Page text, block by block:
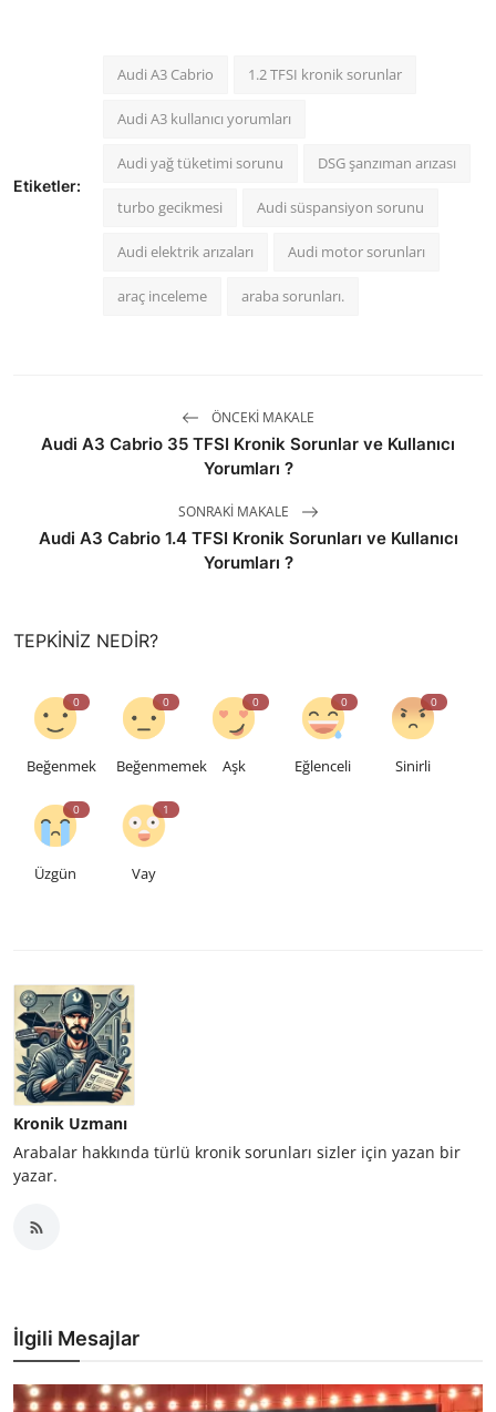
Etiketler:
Audi A3 Cabrio 1.2 TFSI kronik sorunlar
Audi A3 kullanıcı yorumları
Audi yağ tüketimi sorunu DSG şanzıman arızası
turbo gecikmesi Audi süspansiyon sorunu
Audi elektrik arızaları Audi motor sorunları
araç inceleme araba sorunları.
ÖNCEKI MAKALE
Audi A3 Cabrio 35 TFSI Kronik Sorunlar ve Kullanıcı
Yorumları ?
SONRAKI MAKALE
Audi A3 Cabrio 1.4 TFSI Kronik Sorunları ve Kullanıcı
Yorumları ?
TEPKINIZ NEDIR?
0
Beğenmek
0
Beğenmemek
0
Aşk
0
Eğlenceli
0
Sinirli
0
Üzgün
1
Vay
Kronik Uzmanı
Arabalar hakkında türlü kronik sorunları sizler için yazan bir
yazar.
İlgili Mesajlar